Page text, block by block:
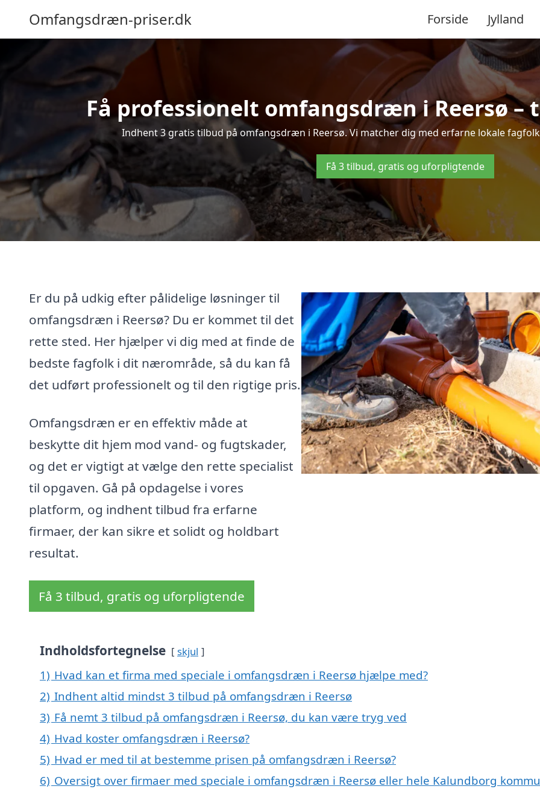
Omfangsdræn-priser.dk Forside Jylland
Få professionelt omfangsdræn i Reersø
Indhent 3 gratis tilbud på omfangsdræn i Reersø. Vi matcher dig med erfarne lokale
Få 3 tilbud, gratis og uforpligtende
Er du på udkig efter pålidelige løsninger til
omfangsdræn i Reersø? Du er kommet til det
rette sted. Her hjælper vi dig med at finde de
bedste fagfolk i dit nærområde, så du kan få
det udført professionelt og til den rigtige pris.
Omfangsdræn er en effektiv måde at
beskytte dit hjem mod vand- og fugtskader,
og det er vigtigt at vælge den rette specialist
til opgaven. Gå på opdagelse i vores
platform, og indhent tilbud fra erfarne
firmaer, der kan sikre et solidt og holdbart
resultat.
Få 3 tilbud, gratis og uforpligtende
Indholdsfortegnelse skjul
1) Hvad kan et firma med speciale i omfangsdræn i Reersø hjælpe med?
2) Indhent altid mindst 3 tilbud på omfangsdræn i Reersø
3) Få nemt 3 tilbud på omfangsdræn i Reersø, du kan være tryg ved
4) Hvad koster omfangsdræn i Reersø?
5) Hvad er med til at bestemme prisen på omfangsdræn i Reersø?
6) Oversigt over firmaer med speciale i omfangsdræn i Reersø eller hele Kalundborg